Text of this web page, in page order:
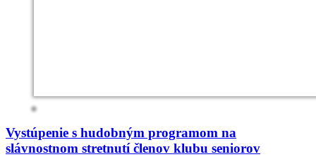
Vystúpenie s hudobným programom na
slávnostnom stretnutí členov klubu seniorov